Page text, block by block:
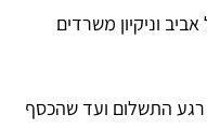
וניקיון משרדים
רגע התשלום ועד שהכסף